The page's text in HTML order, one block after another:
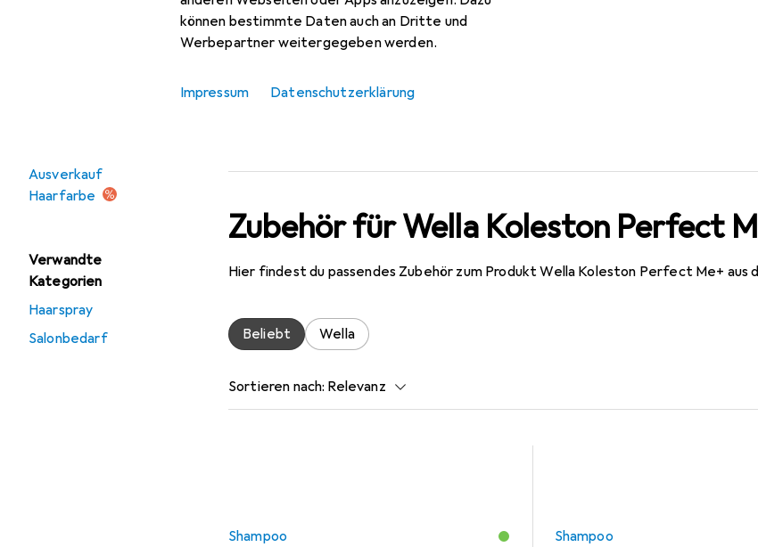
können bestimmte Daten auch an Dritte und
Werbepartner weitergegeben werden.
Impressum Datenschutzerklärung
Ausverkauf
Haarfarbe
Verwandte
Kategorien
Haarspray
Salonbedarf
0/00 Clear
Zubehör für Wella Koleston Perfect
Hier findest du passendes Zubehör zum Produkt Wella Koleston Perfect Me+ aus
Beliebt Wella
Sortieren nach: Relevanz
Shampoo Shampoo